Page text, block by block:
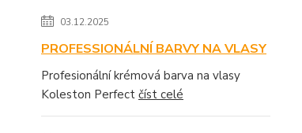
03.12.2025
PROFESSIONÁLNÍ BARVY NA VLASY
Profesionální krémová barva na vlasy
Koleston Perfect číst celé